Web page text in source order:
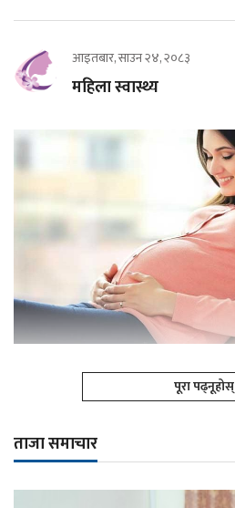
आइतबार, साउन २४, २०८३
महिला स्वास्थ्य
पूरा पढ्नूहोस्
ताजा समाचार